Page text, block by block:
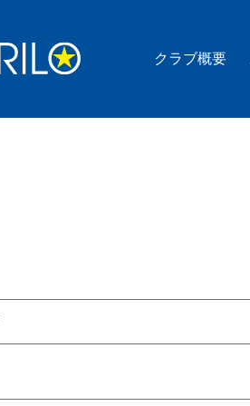
クラブ概要